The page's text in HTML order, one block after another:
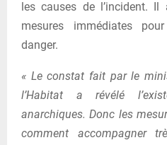
les causes de l’incident.
mesures immédiates
danger.
« Le constat fait par le
l’Habitat a révélé
anarchiques. Donc les
comment accompagner